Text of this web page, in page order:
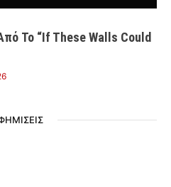
Το “If These Walls Could